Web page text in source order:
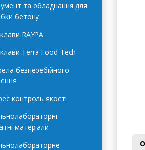
та обладнання для
бетону
RAYPA
Terra Food-Tech
безперебійного
контроль якості
матеріали